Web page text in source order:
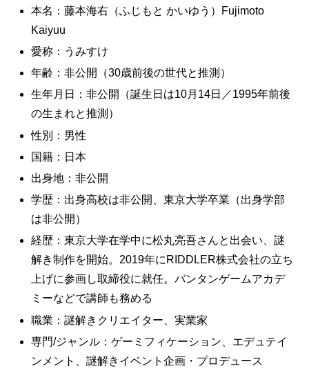
本名：藤本海右（ふじもと かいゆう）Fujimoto
Kaiyuu
愛称：うみすけ
年齢：非公開（30歳前後の世代と推測）
生年月日：非公開（誕生日は10月14日／1995年前後
の生まれと推測）
性別：男性
国籍：日本
出身地：非公開
学歴：出身高校は非公開、東京大学卒業（出身学部
は非公開）
経歴：東京大学在学中に松丸亮吾さんと出会い、謎
解き制作を開始。2019年にRIDDLER株式会社の立ち
上げに参画し取締役に就任。バンタンゲームアカデ
ミーなどで講師も務める
職業：謎解きクリエイター、実業家
専門/ジャンル：ゲーミフィケーション、エデュテイ
ンメント、謎解きイベント企画・プロデュース